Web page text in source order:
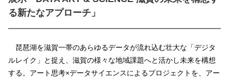
る新たなアプローチ」
琵琶湖を滋賀一帯のあらゆるデータが流れ込む壮大な「デジタ
ルレイク」と捉え、滋賀の様々な地域課題へと活かし未来を構想
する。アート思考×データサイエンスによるプロジェクトを、アー